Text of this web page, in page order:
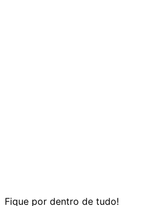
Fique por dentro de tudo!